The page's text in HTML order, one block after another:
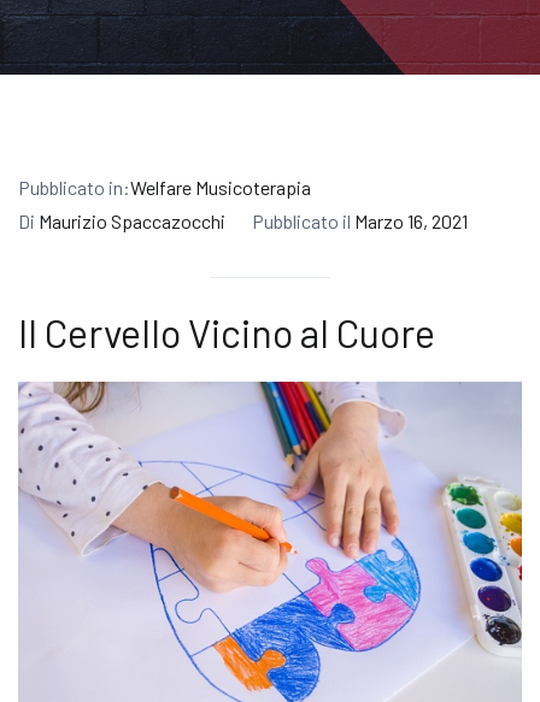
Pubblicato in:Welfare Musicoterapia
Di Maurizio Spaccazocchi Pubblicato il Marzo 16, 2021
Il Cervello Vicino al Cuore